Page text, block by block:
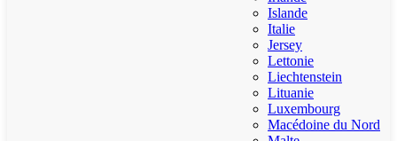
Islande
Italie
Jersey
Lettonie
Liechtenstein
Lituanie
Luxembourg
Macédoine du Nord